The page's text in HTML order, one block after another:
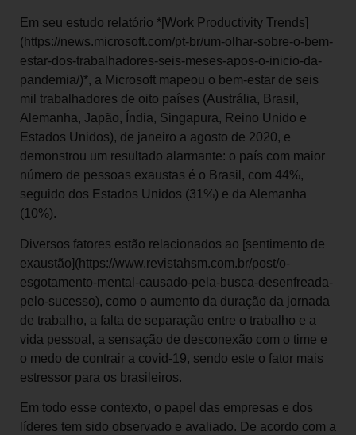
Em seu estudo relatório *[Work Productivity Trends]
(https://news.microsoft.com/pt-br/um-olhar-sobre-o-bem-
estar-dos-trabalhadores-seis-meses-apos-o-inicio-da-
pandemia/)*, a Microsoft mapeou o bem-estar de seis
mil trabalhadores de oito países (Austrália, Brasil,
Alemanha, Japão, Índia, Singapura, Reino Unido e
Estados Unidos), de janeiro a agosto de 2020, e
demonstrou um resultado alarmante: o país com maior
número de pessoas exaustas é o Brasil, com 44%,
seguido dos Estados Unidos (31%) e da Alemanha
(10%).
Diversos fatores estão relacionados ao [sentimento de
exaustão](https://www.revistahsm.com.br/post/o-
esgotamento-mental-causado-pela-busca-desenfreada-
pelo-sucesso), como o aumento da duração da jornada
de trabalho, a falta de separação entre o trabalho e a
vida pessoal, a sensação de desconexão com o time e
o medo de contrair a covid-19, sendo este o fator mais
estressor para os brasileiros.
Em todo esse contexto, o papel das empresas e dos
líderes tem sido observado e avaliado. De acordo com a